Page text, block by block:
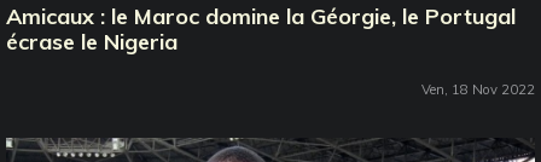
Amicaux : le Maroc domine la Géorgie, le Portugal
écrase le Nigeria
Ven, 18 Nov 2022